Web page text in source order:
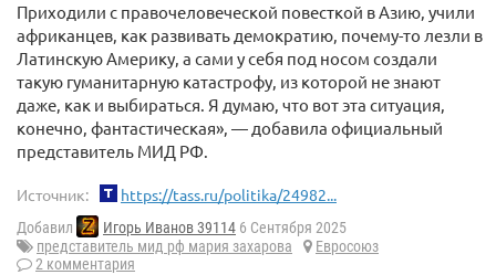
Приходили с правочеловеческой повесткой в Азию, учили
африканцев, как развивать демократию, почему-то лезли в
Латинскую Америку, а сами у себя под носом создали
такую гуманитарную катастрофу, из которой не знают
даже, как и выбираться. Я думаю, что вот эта ситуация,
конечно, фантастическая», — добавила официальный
представитель МИД РФ.
Источник: https://tass.ru/politika/24982...
Добавил Игорь Иванов 39114 6 Сентября 2025
представитель мид рф мария захарова
Евросоюз
2 комментария